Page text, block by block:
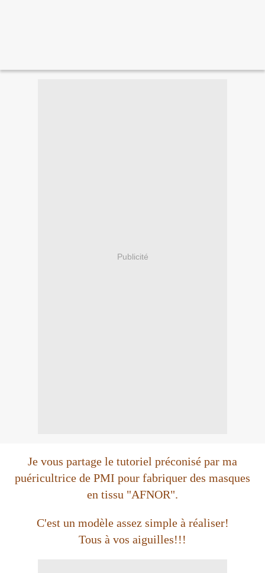
Publicité
Je vous partage le tutoriel préconisé par ma
puéricultrice de PMI pour fabriquer des masques
en tissu "AFNOR".
C'est un modèle assez simple à réaliser!
Tous à vos aiguilles!!!